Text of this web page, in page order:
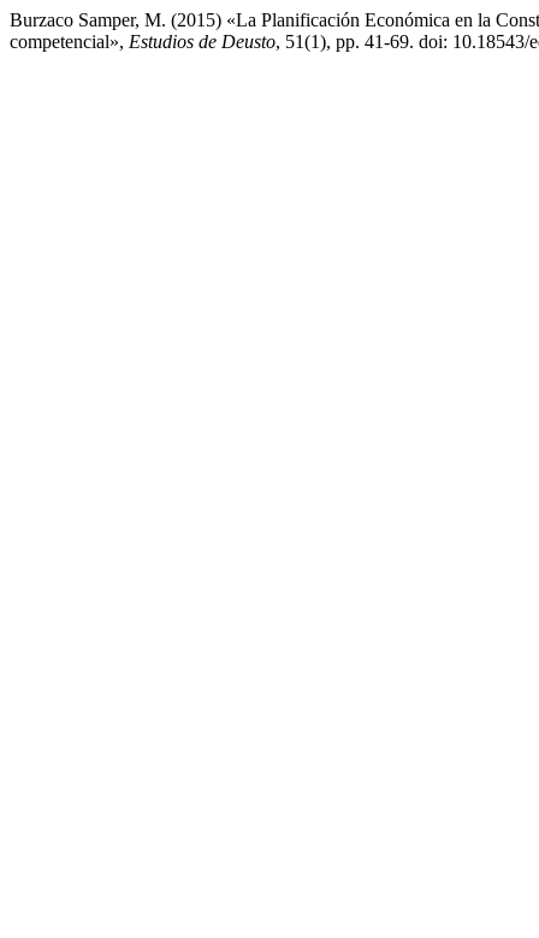
Burzaco Samper, M. (2015) «La Planificación Económica en la
competencial», Estudios de Deusto, 51(1), pp. 41-69. doi: 10.18543/